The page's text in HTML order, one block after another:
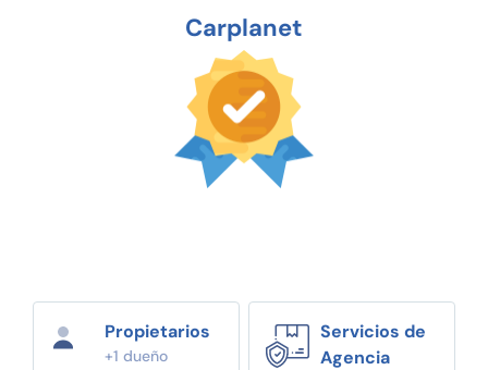
Carplanet
Propietarios
+1 dueño
Servicios de
Agencia